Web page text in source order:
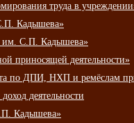
труда в
Кадышева»
им. С.П. Кадышева»
приносящей деятельности»
по ДПИ, НХП и ремёслам
деятельности
Кадышева»